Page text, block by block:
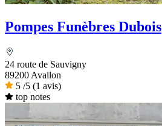
Pompes Funèbres Dubois
24 route de Sauvigny
89200 Avallon
5 /5 (1 avis)
top notes